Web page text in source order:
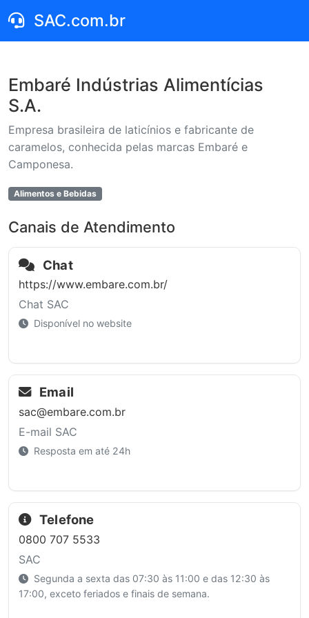
SAC.com.br
Embaré Indústrias Alimentícias
S.A.
Empresa brasileira de laticínios e fabricante de
caramelos, conhecida pelas marcas Embaré e
Camponesa.
Alimentos e Bebidas
Canais de Atendimento
Chat
https://www.embare.com.br/
Chat SAC
Disponível no website
Email
sac@embare.com.br
E-mail SAC
Resposta em até 24h
Telefone
0800 707 5533
SAC
Segunda a sexta das 07:30 às 11:00 e das 12:30 às
17:00, exceto feriados e finais de semana.